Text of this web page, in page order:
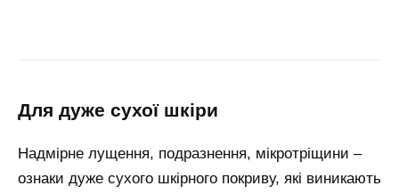
для дуже сухої шкіри
Надмірне лущення, подразнення, мікротріщини –
ознаки дуже сухого шкірного покриву, які виникають